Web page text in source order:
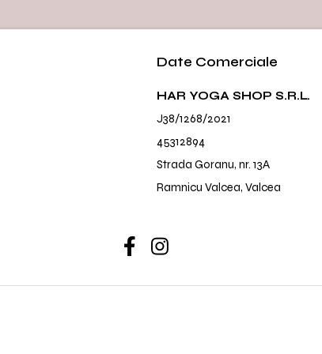
Date Comerciale
HAR YOGA SHOP S.R.L.
J38/1268/2021
45312894
Strada Goranu, nr. 13A
Ramnicu Valcea, Valcea